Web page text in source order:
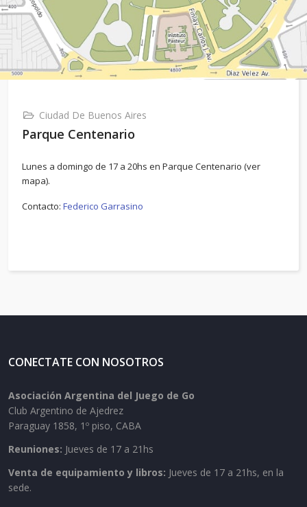
Ciudad De Buenos Aires
Parque Centenario
Lunes a domingo de 17 a 20hs en Parque Centenario (ver
mapa).
Contacto: Federico Garrasino
CONECTATE CON NOSOTROS
Asociación Argentina del Juego de Go
Club Argentino de Ajedrez
Paraguay 1858, 1º piso, CABA
Reuniones: Jueves de 17 a 21hs
Venta de equipamiento y libros: Jueves de 17 a 21hs, en la
sede.